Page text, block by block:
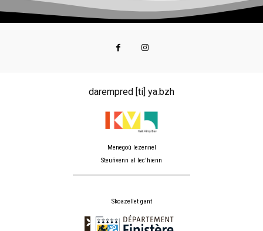
darempred [ti] ya.bzh
Menegoù lezennel
Steuñvenn al lec'hienn
Skoazellet gant